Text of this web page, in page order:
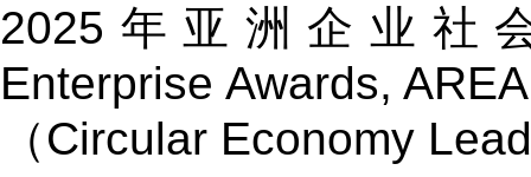
2025年亚洲企业社
Enterprise Awards,
（Circular Economy